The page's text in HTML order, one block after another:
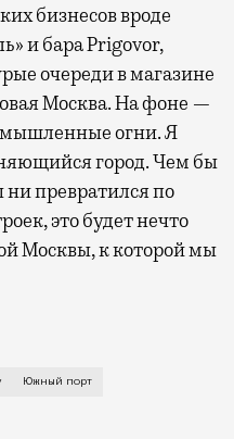
бизнесов вроде
и бара Prigovor,
очереди в магазине
Москва. На фоне —
огни. Я
город. Чем бы
ни превратился по
это будет нечто
Москвы, к которой мы
бывших промзон
Южный порт